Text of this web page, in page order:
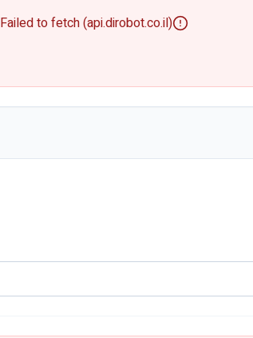
Failed to fetch (api.dirobot.co.il)